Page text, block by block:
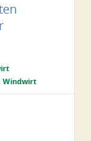
Windwirt